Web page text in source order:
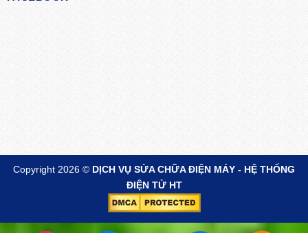
Copyright 2026 © DỊCH VỤ SỬA CHỮA ĐIỆN MÁY - HỆ THỐNG
ĐIỆN TỬ HT